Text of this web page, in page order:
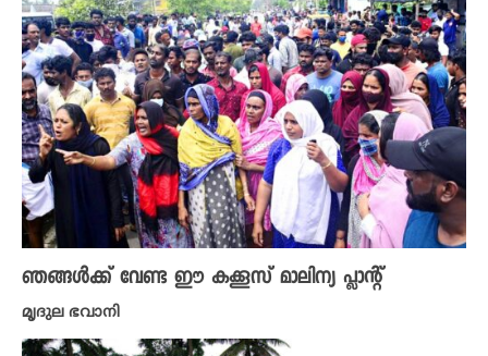
ഞങ്ങൾക്ക് വേണ്ട ഈ കക്കൂസ് മാലിന്യ പ്ലാന്റ്
മൃദുല ഭവാനി